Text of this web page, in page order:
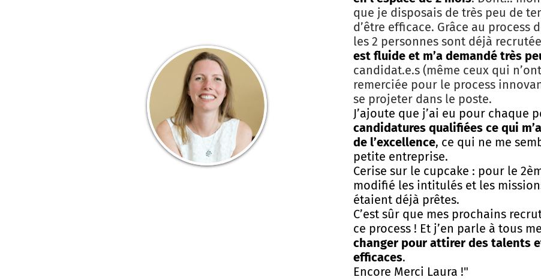
que je disposais de très peu de
d’être efficace. Grâce au process
les 2 personnes sont déjà
est fluide et m’a demandé très
candidat.e.s (même ceux qui
remerciée pour le process
se projeter dans le poste.
J’ajoute que j’ai eu pour chaque
candidatures qualifiées ce qui
de l’excellence, ce qui ne me
petite entreprise.
Cerise sur le cupcake : pour le
modifié les intitulés et les
étaient déjà prêtes.
C’est sûr que mes prochains
ce process ! Et j’en parle à tous
changer pour attirer des talents
efficaces.
Encore Merci Laura !"